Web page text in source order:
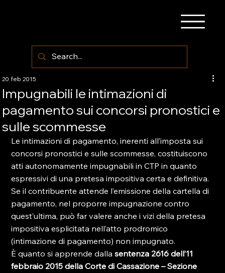
Impugnabili le intimazioni di
pagamento sui concorsi pronostici e
sulle scommesse
20 feb 2015
Le intimazioni di pagamento, inerenti all’imposta sui
concorsi pronostici e sulle scommesse, costituiscono
atti autonomamente impugnabili in CTP in quanto
espressivi di una pretesa impositiva certa e definitiva.
Se il contribuente attende l’emissione della cartella di
pagamento, nel proporre impugnazione contro
quest’ultima, può far valere anche i vizi della pretesa
impositiva esplicitata nell’atto prodromico
(intimazione di pagamento) non impugnato.
È quanto si apprende dalla sentenza 2616 dell’11
febbraio 2015 della Corte di Cassazione – Sezione